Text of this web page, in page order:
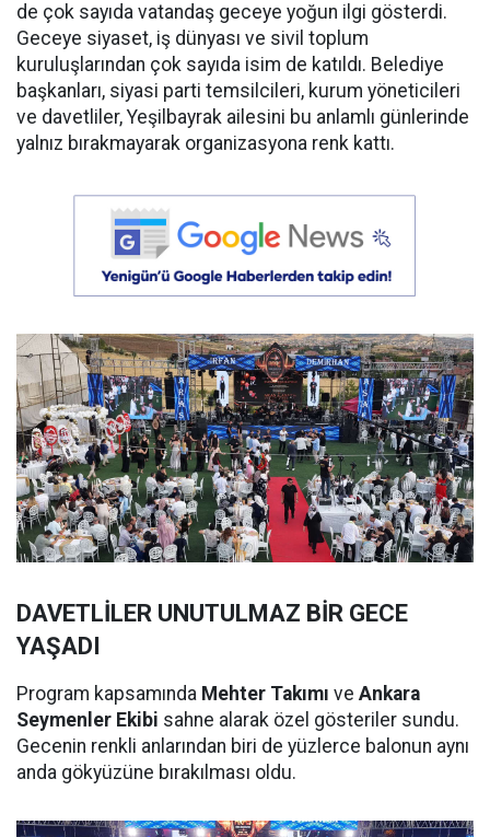
de çok sayıda vatandaş geceye yoğun ilgi gösterdi.
Geceye siyaset, iş dünyası ve sivil toplum
kuruluşlarından çok sayıda isim de katıldı. Belediye
başkanları, siyasi parti temsilcileri, kurum yöneticileri
ve davetliler, Yeşilbayrak ailesini bu anlamlı günlerinde
yalnız bırakmayarak organizasyona renk kattı.
DAVETLİLER UNUTULMAZ BİR GECE
YAŞADI
Program kapsamında Mehter Takımı ve Ankara
Seymenler Ekibi sahne alarak özel gösteriler sundu.
Gecenin renkli anlarından biri de yüzlerce balonun aynı
anda gökyüzüne bırakılması oldu.